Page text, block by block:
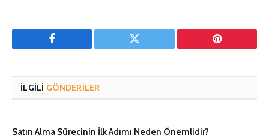
Facebook Twitter Pinterest'in
İLGILI GÖNDERILER
Satın Alma Sürecinin İlk Adımı Neden Önemlidir?